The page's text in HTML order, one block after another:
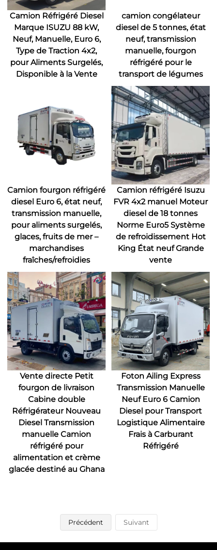
Camion Réfrigéré Diesel
Marque ISUZU 88 kW,
Neuf, Manuelle, Euro 6,
Type de Traction 4x2,
pour Aliments Surgelés,
Disponible à la Vente
camion congélateur
diesel de 5 tonnes, état
neuf, transmission
manuelle, fourgon
réfrigéré pour le
transport de légumes
Camion fourgon réfrigéré
diesel Euro 6, état neuf,
transmission manuelle,
pour aliments surgelés,
glaces, fruits de mer –
marchandises
fraîches/refroidies
Camion réfrigéré Isuzu
FVR 4x2 manuel Moteur
diesel de 18 tonnes
Norme Euro5 Système
de refroidissement Hot
King État neuf Grande
vente
Vente directe Petit
fourgon de livraison
Cabine double
Réfrigérateur Nouveau
Diesel Transmission
manuelle Camion
réfrigéré pour
alimentation et crème
glacée destiné au Ghana
Foton Ailing Express
Transmission Manuelle
Neuf Euro 6 Camion
Diesel pour Transport
Logistique Alimentaire
Frais à Carburant
Réfrigéré
Précédent Suivant